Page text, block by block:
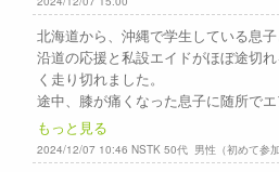
北海道から、沖縄で学生している息子
沿道の応援と私設エイドがほぼ途切
く走り切れました。
途中、膝が痛くなった息子に随所で
もっと見る
2024/12/07 10:46 NSTK 50代 男性（初めて参加